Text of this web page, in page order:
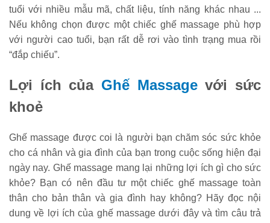
tuổi với nhiều mẫu mã, chất liệu, tính năng khác nhau ...
Nếu không chọn được một chiếc ghế massage phù hợp
với người cao tuổi, bạn rất dễ rơi vào tình trạng mua rồi
“đắp chiếu”.
Lợi ích của Ghế Massagevới sức
khoẻ
Ghế massage được coi là người bạn chăm sóc sức khỏe
cho cá nhân và gia đình của bạn trong cuộc sống hiện đại
ngày nay. Ghế massage mang lại những lợi ích gì cho sức
khỏe? Bạn có nên đầu tư một chiếc ghế massage toàn
thân cho bản thân và gia đình hay không? Hãy đọc nội
dung về lợi ích của ghế massage dưới đây và tìm câu trả